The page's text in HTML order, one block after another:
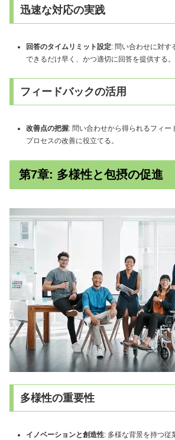
迅速な対応の実践
回答のタイムリミット設定: 問い合わせに対す
できるだけ早く、かつ適切に回答を提供する。
フィードバックの活用
改善点の把握: 問い合わせから得られるフィー
プロセスの改善に役立てる。
第7章: 多様性と包摂の促進
多様性の重要性
イノベーションと創造性: 多様な背景を持つ従